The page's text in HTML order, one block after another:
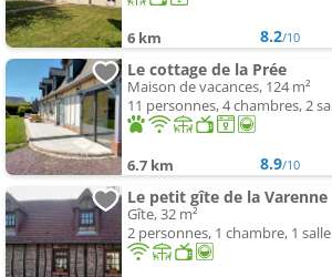
6 km 8.2/10
Le cottage de la Prée
Maison de vacances, 124 m²
11 personnes, 4 chambres, 2
6.7 km 8.9/10
Le petit gîte de la Varenne
Gîte, 32 m²
2 personnes, 1 chambre, 1